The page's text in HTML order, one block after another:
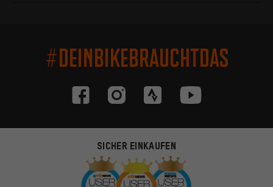
#DEINBIKEBRAUCHTDAS
SICHER EINKAUFEN